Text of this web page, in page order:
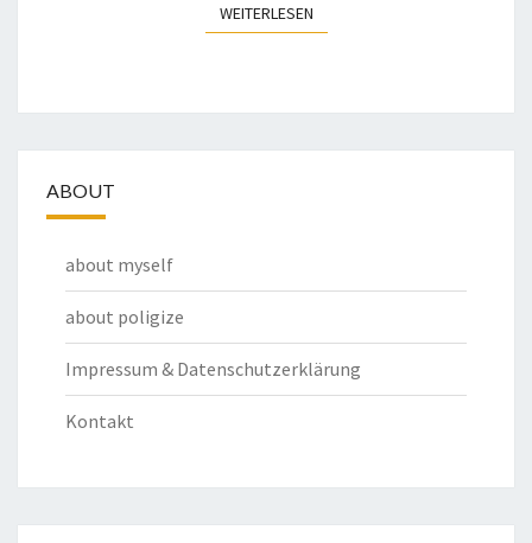
WEITERLESENWEITERLESEN
ABOUT
about myself
about poligize
Impressum & Datenschutzerklärung
Kontakt